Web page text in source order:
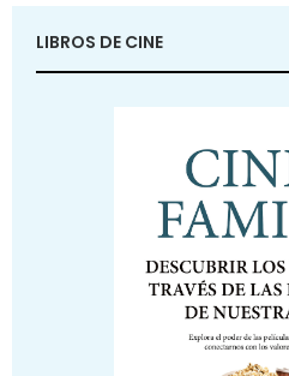
LIBROS DE CINE